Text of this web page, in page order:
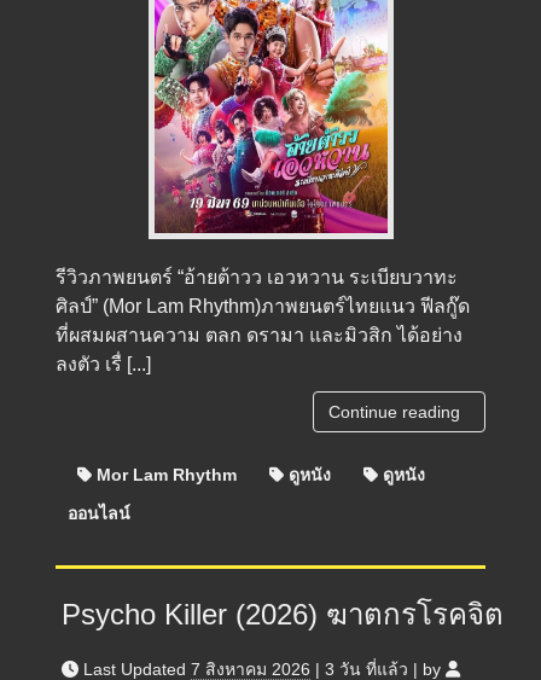
รีวิวภาพยนตร์ “อ้ายต้าวว เอวหวาน ระเบียบวาทะ
ศิลป์” (Mor Lam Rhythm)ภาพยนตร์ไทยแนว ฟีลกู๊ด
ที่ผสมผสานความ ตลก ดรามา และมิวสิก ได้อย่าง
ลงตัว เรื่ [...]
Continue reading
Mor Lam Rhythm ดูหนัง
ดูหนัง
ออนไลน์
Psycho Killer (2026) ฆาตกรโรคจิต
Last Updated 7 สิงหาคม 2026 | 3 วัน ที่แล้ว | by